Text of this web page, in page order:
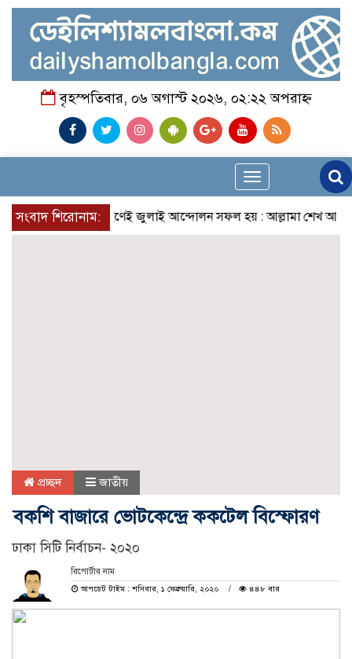
বৃহস্পতিবার, ০৬ অগাস্ট ২০২৬, ০২:২২ অপরাহ্ন
Toggle
navigation
সংবাদ শিরোনাম:
অংশগ্রহণেই জুলাই আন্দোলন সফল হয় : আল্লামা শেখ আহমদ
প্রচ্ছদ জাতীয়
বকশি বাজারে ভোটকেন্দ্রে ককটেল বিস্ফোরণ
ঢাকা সিটি নির্বাচন- ২০২০
রিপোর্টার নাম
আপডেট টাইম : শনিবার, ১ ফেব্রুয়ারি, ২০২০
৪৪৮ বার